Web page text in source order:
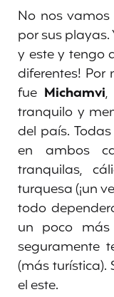
No nos
por sus playas.
y este y tengo
diferentes!
fue Michamvi,
tranquilo y
del país.
en ambos
tranquilas,
turquesa (¡un
todo
un poco más
seguramente
(más turística).
el este.